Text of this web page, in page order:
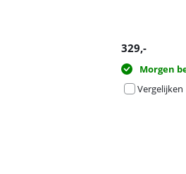
329,-
Morgen
Vergelijken